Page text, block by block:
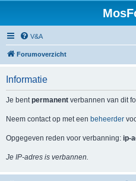
V&A
Forumoverzicht
Informatie
Je bentpermanent verbannen van dit
Neem contact op met een beheerder
Opgegeven reden voor verbanning: ip-
Je IP-adres is verbannen.